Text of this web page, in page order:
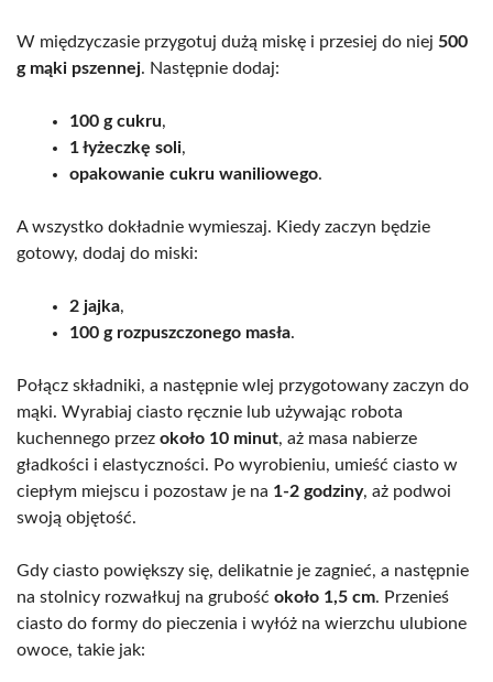
W międzyczasie przygotuj dużą miskę i przesiej do niej 500
g mąki pszennej. Następnie dodaj:
100 g cukru,
1 łyżeczkę soli,
opakowanie cukru waniliowego.
A wszystko dokładnie wymieszaj. Kiedy zaczyn będzie
gotowy, dodaj do miski:
2 jajka,
100 g rozpuszczonego masła.
Połącz składniki, a następnie wlej przygotowany zaczyn do
mąki. Wyrabiaj ciasto ręcznie lub używając robota
kuchennego przez około 10 minut, aż masa nabierze
gładkości i elastyczności. Po wyrobieniu, umieść ciasto w
ciepłym miejscu i pozostaw je na 1-2 godziny, aż podwoi
swoją objętość.
Gdy ciasto powiększy się, delikatnie je zagnieć, a następnie
na stolnicy rozwałkuj na grubość około 1,5 cm. Przenieś
ciasto do formy do pieczenia i wyłóż na wierzchu ulubione
owoce, takie jak: